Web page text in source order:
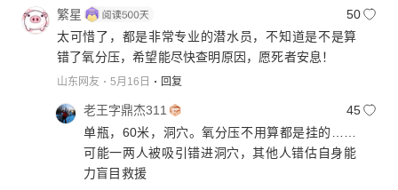
繁星
50
太可惜了，都是非常专业的潜水员，不知道是不是算
错了氧分压，希望能尽快查明原因，愿死者安息！
山东网友 5月16日 回复
老王字鼎杰311
45
单瓶，60米，洞穴。氧分压不用算都是挂的……
可能一两人被吸引错进洞穴，其他人错估自身能
力盲目救援